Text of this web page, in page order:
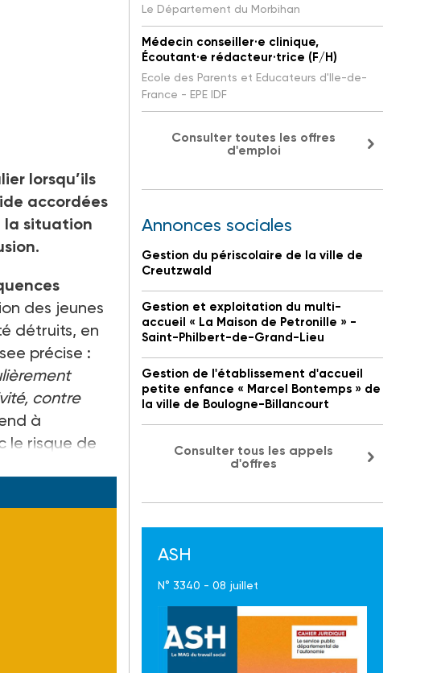
lorsqu’ils
accordées
la situation
des jeunes
détruits, en
précise :
contre
à
le risque de
Le Département du Morbihan
Médecin conseiller·e clinique,
Écoutant·e rédacteur·trice (F/H)
Ecole des Parents et Educateurs d'Ile-de-
France - EPE IDF
Consulter toutes les offres
d'emploi
Annonces sociales
Gestion du périscolaire de la ville de
Creutzwald
Gestion et exploitation du multi-
accueil « La Maison de Petronille » -
Saint-Philbert-de-Grand-Lieu
Gestion de l'établissement d'accueil
petite enfance « Marcel Bontemps » de
la ville de Boulogne-Billancourt
Consulter tous les appels
d'offres
ASH
N° 3340 - 08 juillet